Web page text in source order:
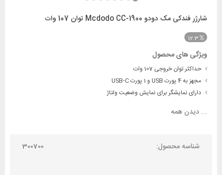
شارژر فندکی مک دودو Mcdodo CC-1900 توان 107 وات
12.3
ویژگی های محصول
حداکثر توان خروجی 107 وات
مجهز به 4 پورت USB و 1 پورت USB-C
دارای نمایشگر برای نمایش وضعیت ولتاژ
... دیدن همه
شناسه محصول: 300700